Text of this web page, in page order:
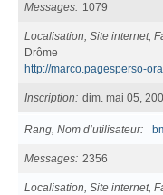
Messages 1079
Localisation, Site internet,
Drôme
http://marco.pagesperso-
Inscription dim. mai 05,
Rang, Nom d’utilisateur
Messages 2356
Localisation, Site internet,